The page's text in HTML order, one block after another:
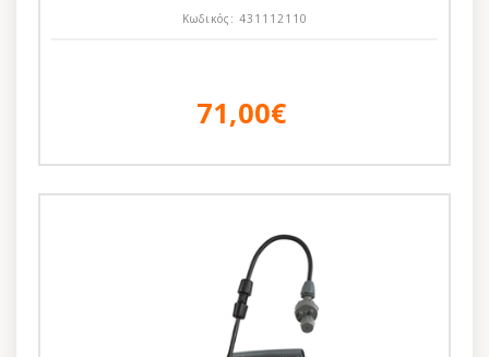
Κωδικός: 431112110
71,00€